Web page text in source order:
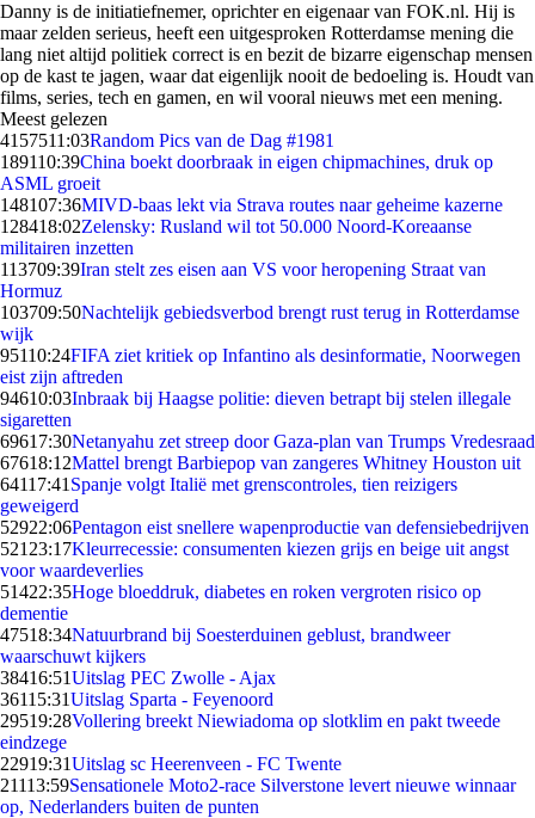
Danny is de initiatiefnemer, oprichter en eigenaar van FOK.nl. Hij is
maar zelden serieus, heeft een uitgesproken Rotterdamse mening die
lang niet altijd politiek correct is en bezit de bizarre eigenschap mensen
op de kast te jagen, waar dat eigenlijk nooit de bedoeling is. Houdt van
films, series, tech en gamen, en wil vooral nieuws met een mening.
Meest gelezen
4157511:03Random Pics van de Dag #1981
189110:39China boekt doorbraak in eigen chipmachines, druk op
ASML groeit
148107:36MIVD-baas lekt via Strava routes naar geheime kazerne
128418:02Zelensky: Rusland wil tot 50.000 Noord-Koreaanse
militairen inzetten
113709:39Iran stelt zes eisen aan VS voor heropening Straat van
Hormuz
103709:50Nachtelijk gebiedsverbod brengt rust terug in Rotterdamse
wijk
95110:24FIFA ziet kritiek op Infantino als desinformatie, Noorwegen
eist zijn aftreden
94610:03Inbraak bij Haagse politie: dieven betrapt bij stelen illegale
sigaretten
69617:30Netanyahu zet streep door Gaza-plan van Trumps Vredesraad
67618:12Mattel brengt Barbiepop van zangeres Whitney Houston uit
64117:41 Spanje volgt Italië met grenscontroles, tien reizigers
geweigerd
52922:06Pentagon eist snellere wapenproductie van defensiebedrijven
521 23:17Kleurrecessie: consumenten kiezen grijs en beige uit angst
voor waardeverlies
51422:35Hoge bloeddruk, diabetes en roken vergroten risico op
dementie
47518:34Natuurbrand bij Soesterduinen geblust, brandweer
waarschuwt kijkers
38416:51Uitslag PEC Zwolle - Ajax
36115:31Uitslag Sparta - Feyenoord
29519:28Vollering breekt Niewiadoma op slotklim en pakt tweede
eindzege
22919:31Uitslag sc Heerenveen - FC Twente
21113:59Sensationele Moto2-race Silverstone levert nieuwe winnaar
op, Nederlanders buiten de punten